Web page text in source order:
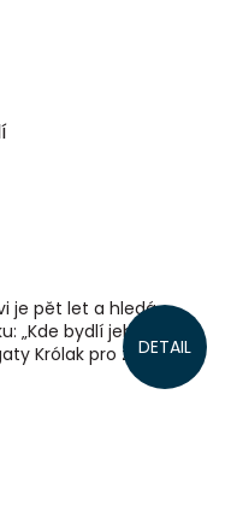
DETAIL
je pět let a hledá
„Kde bydlí jeho
Królak pro zvědavé